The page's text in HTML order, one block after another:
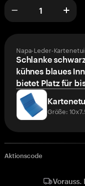
Napa-Leder-
Schlanke
kühnes blaues
bietet Platz für
Größe:
Aktionscode